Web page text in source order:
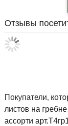
Отзывы
Покупатели,
листов на
ассорти